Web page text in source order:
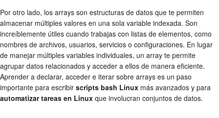
Por otro lado, los arrays son estructuras de datos que te permiten
almacenar múltiples valores en una sola variable indexada. Son
increíblemente útiles cuando trabajas con listas de elementos, como
nombres de archivos, usuarios, servicios o configuraciones. En lugar
de manejar múltiples variables individuales, un array te permite
agrupar datos relacionados y acceder a ellos de manera eficiente.
Aprender a declarar, acceder e iterar sobre arrays es un paso
importante para escribir scripts bash Linux más avanzados y para
automatizar tareas en Linux que involucran conjuntos de datos.